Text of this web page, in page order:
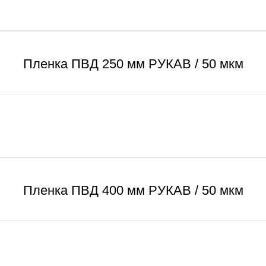
Пленка ПВД 250 мм РУКАВ / 50 мкм
Пленка ПВД 400 мм РУКАВ / 50 мкм